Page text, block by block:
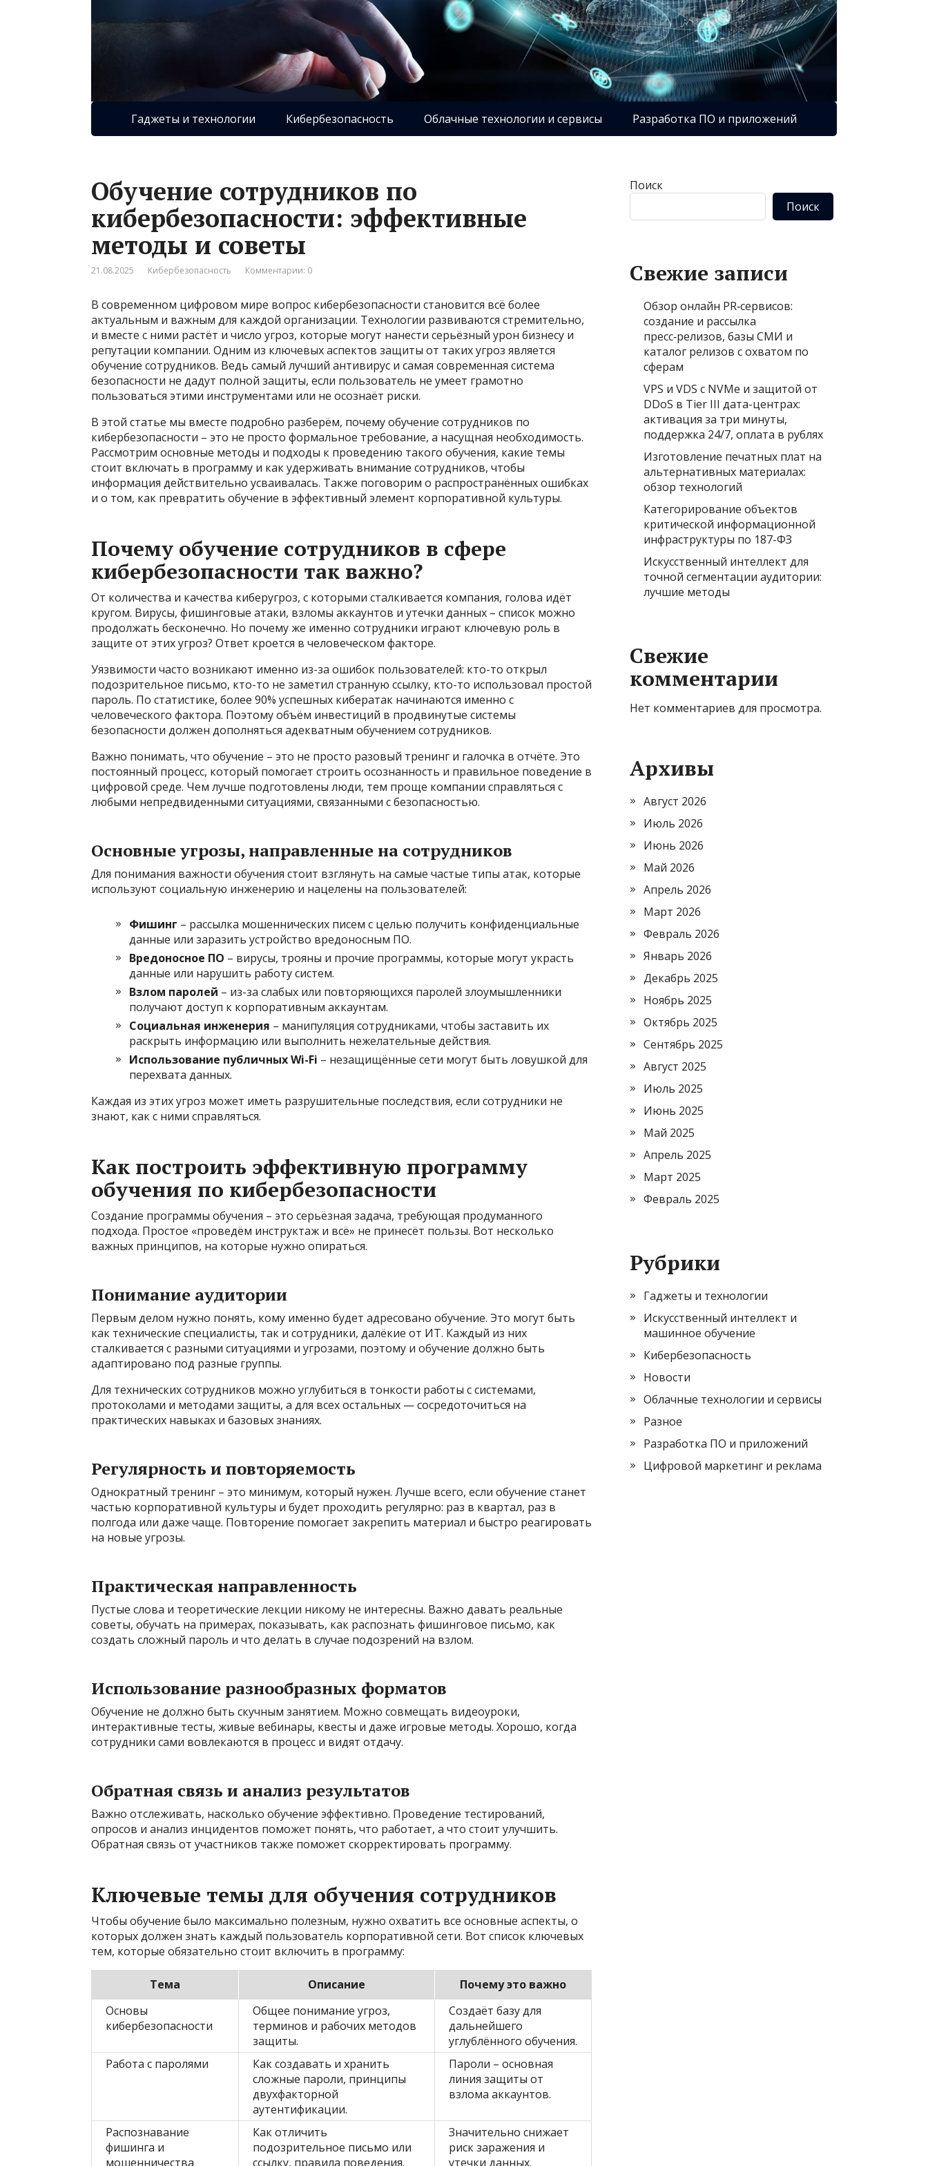
Гаджеты и технологии Кибербезопасность Облачные технологии и сервисы Разработка ПО и приложений
Обучение сотрудников по
кибербезопасности: эффективные
методы и советы
21.08.2025 Кибербезопасность Комментарии: 0
В современном цифровом мире вопрос кибербезопасности становится всё более
актуальным и важным для каждой организации. Технологии развиваются стремительно,
и вместе с ними растёт и число угроз, которые могут нанести серьёзный урон бизнесу и
репутации компании. Одним из ключевых аспектов защиты от таких угроз является
обучение сотрудников. Ведь самый лучший антивирус и самая современная система
безопасности не дадут полной защиты, если пользователь не умеет грамотно
пользоваться этими инструментами или не осознаёт риски.
В этой статье мы вместе подробно разберём, почему обучение сотрудников по
кибербезопасности – это не просто формальное требование, а насущная необходимость.
Рассмотрим основные методы и подходы к проведению такого обучения, какие темы
стоит включать в программу и как удерживать внимание сотрудников, чтобы
информация действительно усваивалась. Также поговорим о распространённых ошибках
и о том, как превратить обучение в эффективный элемент корпоративной культуры.
Почему обучение сотрудников в сфере
кибербезопасности так важно?
От количества и качества киберугроз, с которыми сталкивается компания, голова идёт
кругом. Вирусы, фишинговые атаки, взломы аккаунтов и утечки данных – список можно
продолжать бесконечно. Но почему же именно сотрудники играют ключевую роль в
защите от этих угроз? Ответ кроется в человеческом факторе.
Уязвимости часто возникают именно из-за ошибок пользователей: кто-то открыл
подозрительное письмо, кто-то не заметил странную ссылку, кто-то использовал простой
пароль. По статистике, более 90% успешных кибератак начинаются именно с
человеческого фактора. Поэтому объём инвестиций в продвинутые системы
безопасности должен дополняться адекватным обучением сотрудников.
Важно понимать, что обучение – это не просто разовый тренинг и галочка в отчёте. Это
постоянный процесс, который помогает строить осознанность и правильное поведение в
цифровой среде. Чем лучше подготовлены люди, тем проще компании справляться с
любыми непредвиденными ситуациями, связанными с безопасностью.
Основные угрозы, направленные на сотрудников
Для понимания важности обучения стоит взглянуть на самые частые типы атак, которые
используют социальную инженерию и нацелены на пользователей:
Фишинг – рассылка мошеннических писем с целью получить конфиденциальные
данные или заразить устройство вредоносным ПО.
Вредоносное ПО – вирусы, трояны и прочие программы, которые могут украсть
данные или нарушить работу систем.
Взлом паролей – из-за слабых или повторяющихся паролей злоумышленники
получают доступ к корпоративным аккаунтам.
Социальная инженерия – манипуляция сотрудниками, чтобы заставить их
раскрыть информацию или выполнить нежелательные действия.
Использование публичных Wi-Fi – незащищённые сети могут быть ловушкой для
перехвата данных.
Каждая из этих угроз может иметь разрушительные последствия, если сотрудники не
знают, как с ними справляться.
Как построить эффективную программу
обучения по кибербезопасности
Создание программы обучения – это серьёзная задача, требующая продуманного
подхода. Простое «проведём инструктаж и всё» не принесёт пользы. Вот несколько
важных принципов, на которые нужно опираться.
Понимание аудитории
Первым делом нужно понять, кому именно будет адресовано обучение. Это могут быть
как технические специалисты, так и сотрудники, далёкие от ИТ. Каждый из них
сталкивается с разными ситуациями и угрозами, поэтому и обучение должно быть
адаптировано под разные группы.
Для технических сотрудников можно углубиться в тонкости работы с системами,
протоколами и методами защиты, а для всех остальных — сосредоточиться на
практических навыках и базовых знаниях.
Регулярность и повторяемость
Однократный тренинг – это минимум, который нужен. Лучше всего, если обучение станет
частью корпоративной культуры и будет проходить регулярно: раз в квартал, раз в
полгода или даже чаще. Повторение помогает закрепить материал и быстро реагировать
на новые угрозы.
Практическая направленность
Пустые слова и теоретические лекции никому не интересны. Важно давать реальные
советы, обучать на примерах, показывать, как распознать фишинговое письмо, как
создать сложный пароль и что делать в случае подозрений на взлом.
Использование разнообразных форматов
Обучение не должно быть скучным занятием. Можно совмещать видеоуроки,
интерактивные тесты, живые вебинары, квесты и даже игровые методы. Хорошо, когда
сотрудники сами вовлекаются в процесс и видят отдачу.
Обратная связь и анализ результатов
Важно отслеживать, насколько обучение эффективно. Проведение тестирований,
опросов и анализ инцидентов поможет понять, что работает, а что стоит улучшить.
Обратная связь от участников также поможет скорректировать программу.
Ключевые темы для обучения сотрудников
Чтобы обучение было максимально полезным, нужно охватить все основные аспекты, о
которых должен знать каждый пользователь корпоративной сети. Вот список ключевых
тем, которые обязательно стоит включить в программу:
Тема Описание
Почему это важно
Основы
кибербезопасности
Общее понимание угроз,
терминов и рабочих методов
защиты.
Создаёт базу для
дальнейшего
углублённого обучения.
Работа с паролями
Как создавать и хранить
сложные пароли, принципы
двухфакторной
аутентификации.
Пароли – основная
линия защиты от
взлома аккаунтов.
Распознавание
фишинга и
мошенничества
Как отличить
подозрительное письмо или
ссылку, правила поведения.
Значительно снижает
риск заражения и
утечки данных.
Поиск
Поиск
Свежие записи
Обзор онлайн PR‑сервисов:
создание и рассылка
пресс‑релизов, базы СМИ и
каталог релизов с охватом по
сферам
VPS и VDS с NVMe и защитой от
DDoS в Tier III дата-центрах:
активация за три минуты,
поддержка 24/7, оплата в рублях
Изготовление печатных плат на
альтернативных материалах:
обзор технологий
Категорирование объектов
критической информационной
инфраструктуры по 187-ФЗ
Искусственный интеллект для
точной сегментации аудитории:
лучшие методы
Свежие
комментарии
Нет комментариев для просмотра.
Архивы
Август 2026
Июль 2026
Июнь 2026
Май 2026
Апрель 2026
Март 2026
Февраль 2026
Январь 2026
Декабрь 2025
Ноябрь 2025
Октябрь 2025
Сентябрь 2025
Август 2025
Июль 2025
Июнь 2025
Май 2025
Апрель 2025
Март 2025
Февраль 2025
Рубрики
Гаджеты и технологии
Искусственный интеллект и
машинное обучение
Кибербезопасность
Новости
Облачные технологии и сервисы
Разное
Разработка ПО и приложений
Цифровой маркетинг и реклама